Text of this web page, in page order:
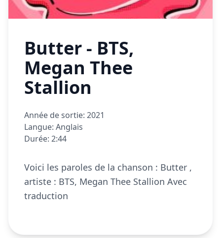
Butter - BTS,
Megan Thee
Stallion
Année de sortie: 2021
Langue: Anglais
Durée: 2:44
Voici les paroles de la chanson : Butter ,
artiste : BTS, Megan Thee Stallion Avec
traduction